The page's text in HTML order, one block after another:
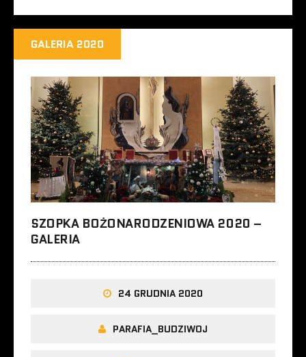
GALERIA 2020
SZOPKA BOŻONARODZENIOWA 2020 –
GALERIA
24 GRUDNIA 2020
PARAFIA_BUDZIWOJ